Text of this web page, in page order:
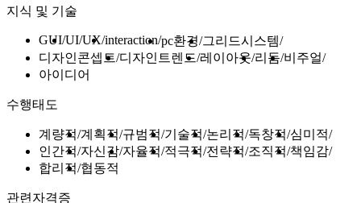
지식 및 기술
GUI UI/UX interaction pc환경 그리드시스템
디자인콘셉트 디자인트렌드 레이아웃 리듬 비주얼
아이디어
수행태도
계량적 계획적 규범적 기술적 논리적 독창적 심미적
인간적 자신감 자율적 적극적 전략적 조직적 책임감
합리적 협동적
관련자격증